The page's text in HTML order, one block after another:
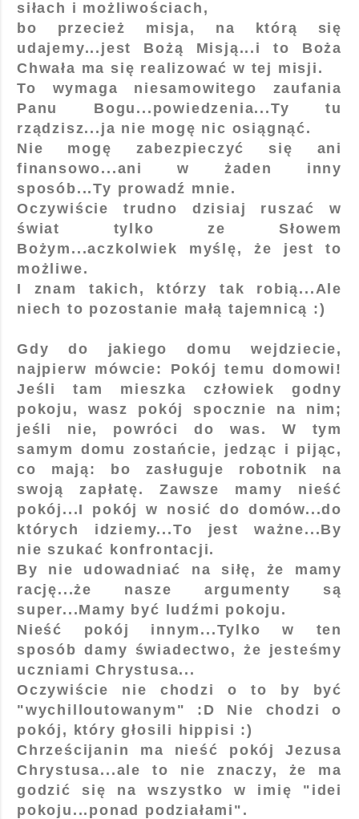
siłach i możliwościach,
bo przecież misja, na którą się
udajemy...jest Bożą Misją...i to Boża
Chwała ma się realizować w tej misji.
To wymaga niesamowitego zaufania
Panu Bogu...powiedzenia...Ty tu
rządzisz...ja nie mogę nic osiągnąć.
Nie mogę zabezpieczyć się ani
finansowo...ani w żaden inny
sposób...Ty prowadź mnie.
Oczywiście trudno dzisiaj ruszać w
świat tylko ze Słowem
Bożym...aczkolwiek myślę, że jest to
możliwe.
I znam takich, którzy tak robią...Ale
niech to pozostanie małą tajemnicą :)
Gdy do jakiego domu wejdziecie,
najpierw mówcie: Pokój temu domowi!
Jeśli tam mieszka człowiek godny
pokoju, wasz pokój spocznie na nim;
jeśli nie, powróci do was. W tym
samym domu zostańcie, jedząc i pijąc,
co mają: bo zasługuje robotnik na
swoją zapłatę. Zawsze mamy nieść
pokój...I pokój w nosić do domów...do
których idziemy...To jest ważne...By
nie szukać konfrontacji.
By nie udowadniać na siłę, że mamy
rację...że nasze argumenty są
super...Mamy być ludźmi pokoju.
Nieść pokój innym...Tylko w ten
sposób damy świadectwo, że jesteśmy
uczniami Chrystusa...
Oczywiście nie chodzi o to by być
"wychilloutowanym" :D Nie chodzi o
pokój, który głosili hippisi :)
Chrześcijanin ma nieść pokój Jezusa
Chrystusa...ale to nie znaczy, że ma
godzić się na wszystko w imię "idei
pokoju...ponad podziałami".